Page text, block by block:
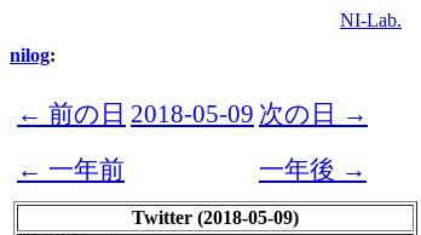
NI-Lab.
nilog:
← 前の日 2018-05-09 次の日 →
← 一年前
一年後 →
Twitter (2018-05-09)